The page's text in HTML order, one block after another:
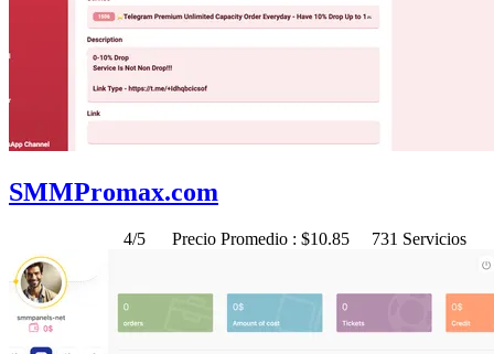
SMMPromax.com
4/5 Precio Promedio : $10.85 731 Servicios